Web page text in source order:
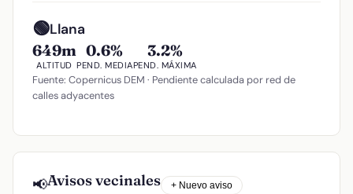
🟢Llana
649m
ALTITUD
0.6%
PEND. MEDIA
3.2%
PEND. MÁXIMA
Fuente: Copernicus DEM · Pendiente calculada por red de
calles adyacentes
📢Avisos vecinales + Nuevo aviso